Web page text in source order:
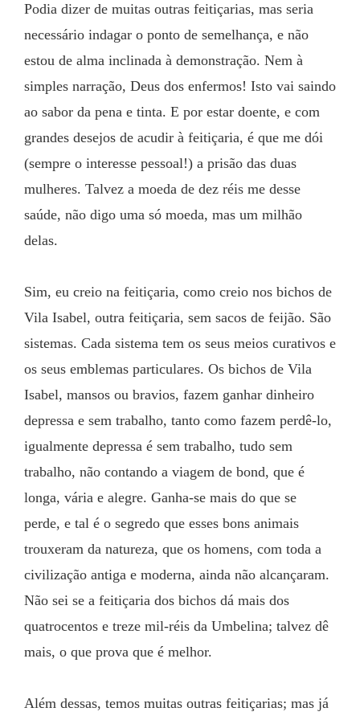
Podia dizer de muitas outras feitiçarias, mas seria
necessário indagar o ponto de semelhança, e não
estou de alma inclinada à demonstração. Nem à
simples narração, Deus dos enfermos! Isto vai saindo
ao sabor da pena e tinta. E por estar doente, e com
grandes desejos de acudir à feitiçaria, é que me dói
(sempre o interesse pessoal!) a prisão das duas
mulheres. Talvez a moeda de dez réis me desse
saúde, não digo uma só moeda, mas um milhão
delas.
Sim, eu creio na feitiçaria, como creio nos bichos de
Vila Isabel, outra feitiçaria, sem sacos de feijão. São
sistemas. Cada sistema tem os seus meios curativos e
os seus emblemas particulares. Os bichos de Vila
Isabel, mansos ou bravios, fazem ganhar dinheiro
depressa e sem trabalho, tanto como fazem perdê-lo,
igualmente depressa é sem trabalho, tudo sem
trabalho, não contando a viagem de bond, que é
longa, vária e alegre. Ganha-se mais do que se
perde, e tal é o segredo que esses bons animais
trouxeram da natureza, que os homens, com toda a
civilização antiga e moderna, ainda não alcançaram.
Não sei se a feitiçaria dos bichos dá mais dos
quatrocentos e treze mil-réis da Umbelina; talvez dê
mais, o que prova que é melhor.
Além dessas, temos muitas outras feitiçarias; mas já